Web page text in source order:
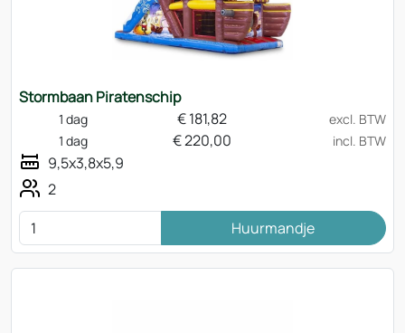
Stormbaan Piratenschip
1 dag €181,82
excl. BTW
1 dag
€220,00 incl. BTW
9,5x3,8x5,9
2
Huurmandje